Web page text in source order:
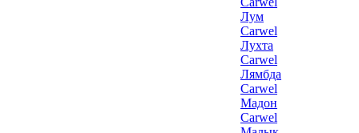
Лум
Carwel
Лухта
Carwel
Лямбда
Carwel
Мадон
Carwel